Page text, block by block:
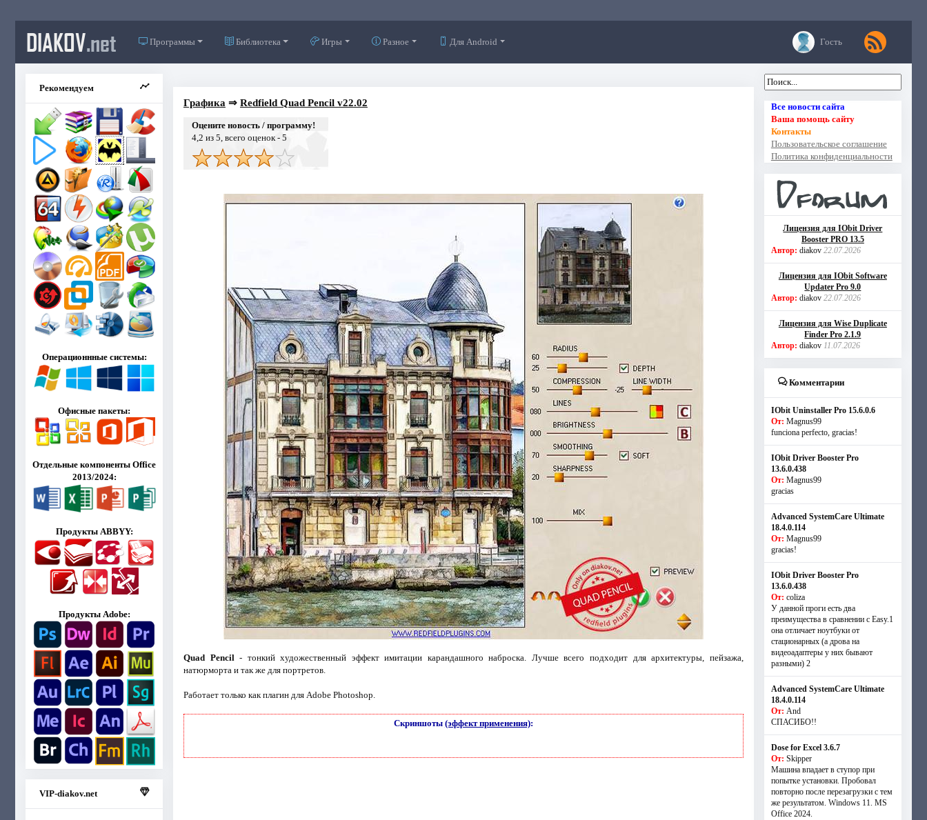
DIAKOV.net Программы Библиотека Игры Разное Для Android Гость
Рекомендуем
Операционнные системы:
Офисные пакеты:
Отдельные компоненты Office
2013/2024:
Продукты ABBYY:
Продукты Adobe:
VIP-diakov.net
Графика ⇒ Redfield Quad Pencil v22.02
Оцените новость / программу!
4,2 из 5, всего оценок - 5
Quad Pencil - тонкий художественный эффект имитации карандашного наброска. Лучше всего подходит для архитектуры, пейзажа,
натюрморта и так же для портретов.
Работает только как плагин для Adobe Photoshop.
Скриншоты (эффект применения):
Все новости сайта
Ваша помощь сайту
Контакты
Пользовательское соглашение
Политика конфиденциальности
Лицензия для IObit Driver
Booster PRO 13.5
Автор: diakov 22.07.2026
Лицензия для IObit Software
Updater Pro 9.0
Автор: diakov 22.07.2026
Лицензия для Wise Duplicate
Finder Pro 2.1.9
Автор: diakov 11.07.2026
Комментарии
IObit Uninstaller Pro 15.6.0.6
От: Magnus99
funciona perfecto, gracias!
IObit Driver Booster Pro
13.6.0.438
От: Magnus99
gracias
Advanced SystemCare Ultimate
18.4.0.114
От: Magnus99
gracias!
IObit Driver Booster Pro
13.6.0.438
От: coliza
У данной проги есть два
преимущества в сравнении с Easy.1
она отличает ноутбуки от
стационарных (а дрова на
видеоадаптеры у них бывают
разными) 2
Advanced SystemCare Ultimate
18.4.0.114
От: And
СПАСИБО!!
Dose for Excel 3.6.7
От: Skipper
Машина впадает в ступор при
попытке установки. Пробовал
повторно после перезагрузки с тем
же результатом. Windows 11. MS
Offiсe 2024.